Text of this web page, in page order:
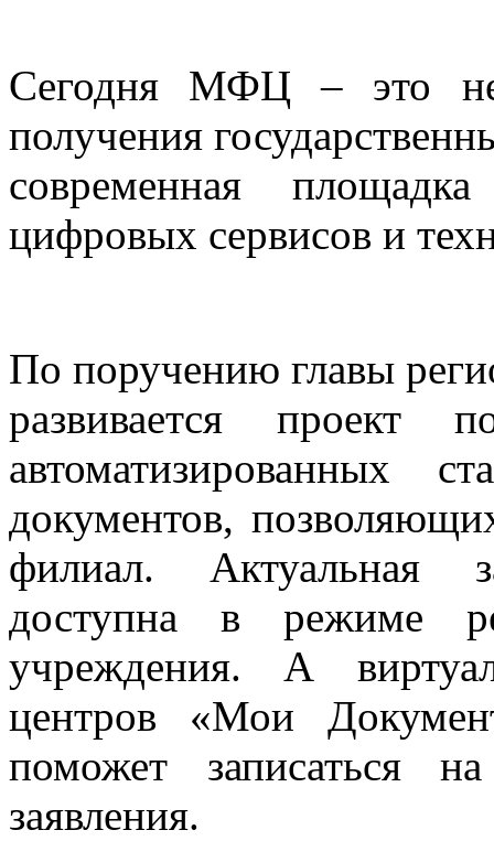
Сегодня МФЦ – это
получения
современная
цифровых сервисов и
По поручению главы
развивается проект
автоматизированных
документов,
филиал. Актуальная
доступна в режиме
учреждения. А
центров «Мои
поможет записаться
заявления.